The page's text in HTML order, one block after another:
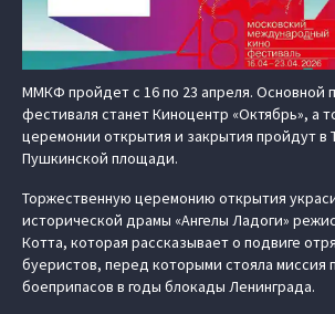
ММКФ пройдет с 16 по 23 апреля. Основной
фестиваля станет Киноцентр «Октябрь», а
церемонии открытия и закрытия пройдут в
Пушкинской площади.
Торжественную церемонию открытия
исторической драмы «Ангелы Ладоги»
Котта, которая рассказывает о подвиге
буеристов, перед которыми стояла миссия
боеприпасов в годы блокады Ленинграда.